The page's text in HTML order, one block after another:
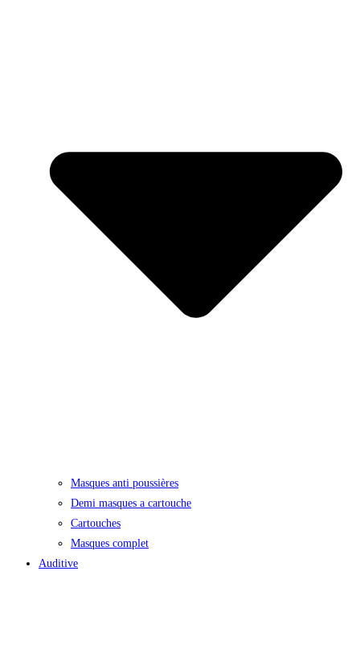
Masques anti poussières
Demi masques a cartouche
Cartouches
Masques complet
Auditive